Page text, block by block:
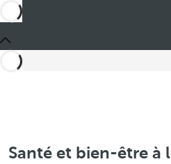
Santé et bien-être à